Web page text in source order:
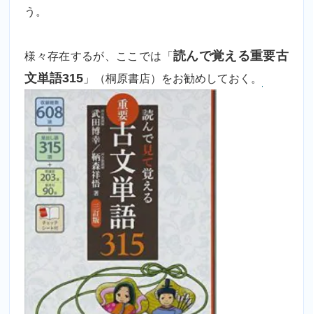
う。
様々存在するが、ここでは「読んで覚える重要古
文単語315 」（桐原書店）をお勧めしておく。